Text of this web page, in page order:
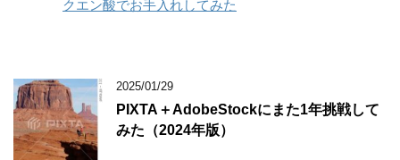
クエン酸でお手入れしてみた
2025/01/29
PIXTA＋AdobeStockにまた1年挑戦して
みた（2024年版）